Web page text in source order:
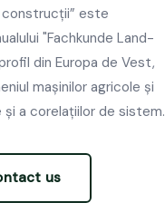
construcții” este
"Fachkunde Land-
din Europa de Vest,
mașinilor agricole și
a corelațiilor de sistem.
us